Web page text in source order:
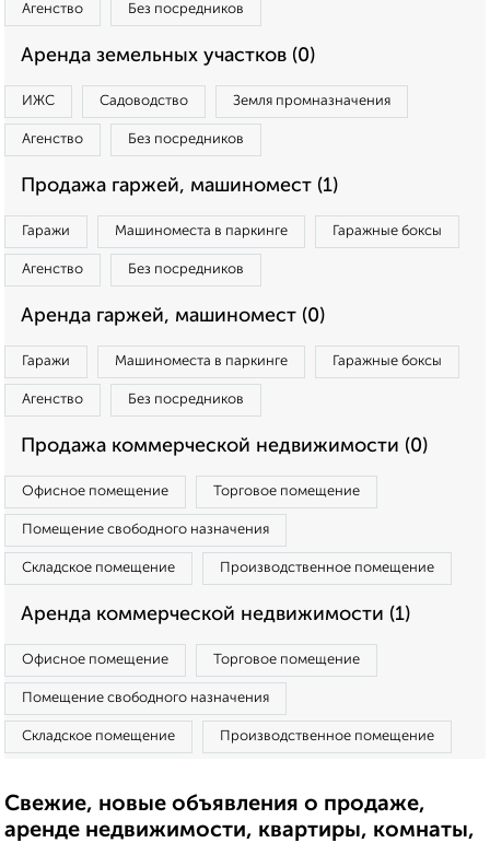
Агенство Без посредников
Аренда земельных участков (0)
ИЖС Садоводство Земля промназначения
Агенство Без посредников
Продажа гаржей, машиномест (1)
Гаражи Машиноместа в паркинге Гаражные боксы
Агенство Без посредников
Аренда гаржей, машиномест (0)
Гаражи Машиноместа в паркинге Гаражные боксы
Агенство Без посредников
Продажа коммерческой недвижимости (0)
Офисное помещение Торговое помещение
Помещение свободного назначения
Складское помещение Производственное помещение
Аренда коммерческой недвижимости (1)
Офисное помещение Торговое помещение
Помещение свободного назначения
Складское помещение Производственное помещение
Свежие, новые объявления о продаже,
аренде недвижимости, квартиры, комнаты,